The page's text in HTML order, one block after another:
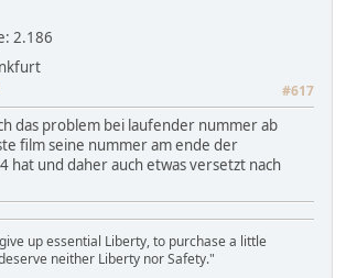
2.186
#617
das problem bei laufender nummer ab
film seine nummer am ende der
hat und daher auch etwas versetzt nach
up essential Liberty, to purchase a little
neither Liberty nor Safety."